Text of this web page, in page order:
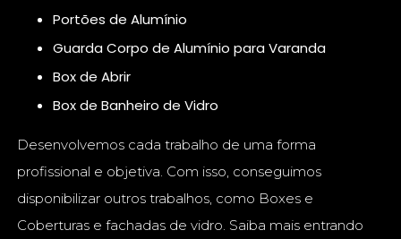
Portões de Alumínio
Guarda Corpo de Alumínio para Varanda
Box de Abrir
Box de Banheiro de Vidro
Desenvolvemos cada trabalho de uma forma
profissional e objetiva. Com isso, conseguimos
disponibilizar outros trabalhos, como Boxes e
Coberturas e fachadas de vidro. Saiba mais entrando